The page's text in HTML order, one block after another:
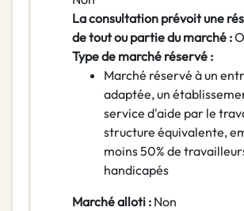
La consultation prévoit une
de tout ou partie du marché :
Type de marché réservé :
Marché réservé à un
adaptée, un
service d'aide par le
structure équivalente,
moins 50% de
handicapés
Marché alloti : Non